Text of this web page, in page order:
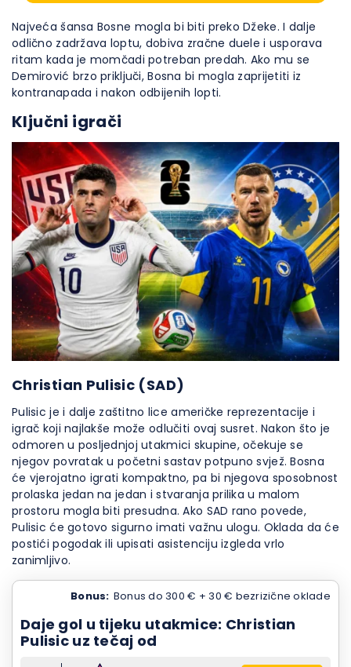
Najveća šansa Bosne mogla bi biti preko Džeke. I dalje
odlično zadržava loptu, dobiva zračne duele i usporava
ritam kada je momčadi potreban predah. Ako mu se
Demirović brzo priključi, Bosna bi mogla zaprijetiti iz
kontranapada i nakon odbijenih lopti.
Ključni igrači
Christian Pulisic (SAD)
Pulisic je i dalje zaštitno lice američke reprezentacije i
igrač koji najlakše može odlučiti ovaj susret. Nakon što je
odmoren u posljednjoj utakmici skupine, očekuje se
njegov povratak u početni sastav potpuno svjež. Bosna
će vjerojatno igrati kompaktno, pa bi njegova sposobnost
prolaska jedan na jedan i stvaranja prilika u malom
prostoru mogla biti presudna. Ako SAD rano povede,
Pulisic će gotovo sigurno imati važnu ulogu. Oklada da će
postići pogodak ili upisati asistenciju izgleda vrlo
zanimljivo.
Bonus: Bonus do 300 € + 30 € bezrizične oklade
Daje gol u tijeku utakmice: Christian
Pulisic uz tečaj od